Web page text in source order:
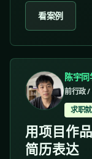
看案例
陈宇同
前行政 /
求职
用项目作
简历表达